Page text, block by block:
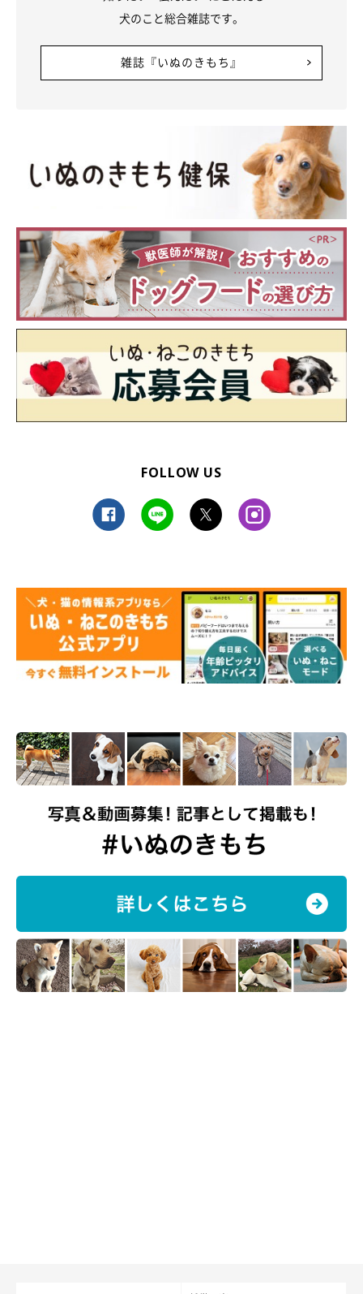
犬のこと総合雑誌です。
雑誌『いぬのきもち』
FOLLOW US